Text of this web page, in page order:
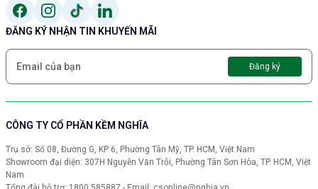
ĐĂNG KÝ NHẬN TIN KHUYẾN MÃI
Đăng ký
CÔNG TY CỔ PHẦN KỀM NGHĨA
Trụ sở: Số 08, Đường G, KP 6, Phường Tân Mỹ, TP. HCM, Việt Nam
Showroom đại diện: 307H Nguyễn Văn Trỗi, Phường Tân Sơn Hòa, TP. HCM, Việt
Nam